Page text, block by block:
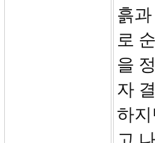
흙
로
을
자
하